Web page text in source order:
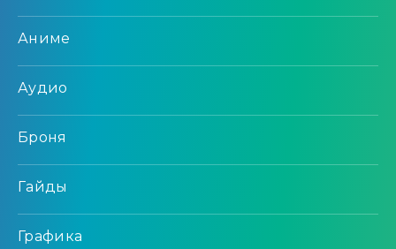
Аниме
Аудио
Броня
Гайды
Графика